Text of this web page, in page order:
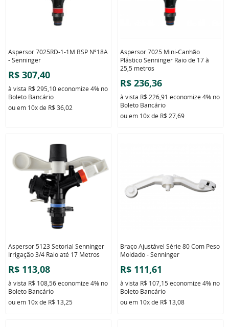
Aspersor 7025RD-1-1M BSP Nº18A
- Senninger
R$ 307,40
à vista R$ 295,10economize 4% no
Boleto Bancário
ou em 10xde R$ 36,02
Aspersor 7025 Mini-Canhão
Plástico Senninger Raio de 17 à
25,5 metros
R$ 236,36
à vista R$ 226,91 economize 4% no
Boleto Bancário
ou em 10xde R$ 27,69
Aspersor 5123 Setorial Senninger
Irrigação 3/4 Raio até 17 Metros
R$ 113,08
à vista R$ 108,56economize 4% no
Boleto Bancário
ou em 10xde R$ 13,25
Braço Ajustável Série 80 Com Peso
Moldado - Senninger
R$ 111,61
à vista R$ 107,15economize 4% no
Boleto Bancário
ou em 10xde R$ 13,08